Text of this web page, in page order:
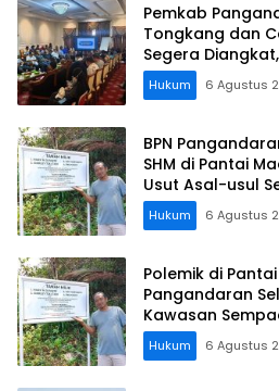
Pemkab
Tongkang dan
Segera
Koordinasi
Hukum 6 Agustus
BPN
SHM di Pantai
Usut Asal-usul
Hukum 6 Agustus
Polemik di
Pangandaran
Kawasan
Hukum 6 Agustus